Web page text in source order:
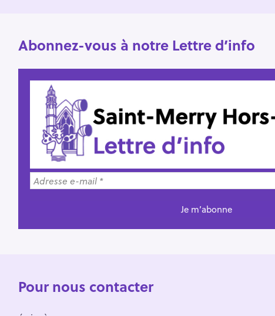
Abonnez-vous à notre Lettre d’info
Pour nous contacter